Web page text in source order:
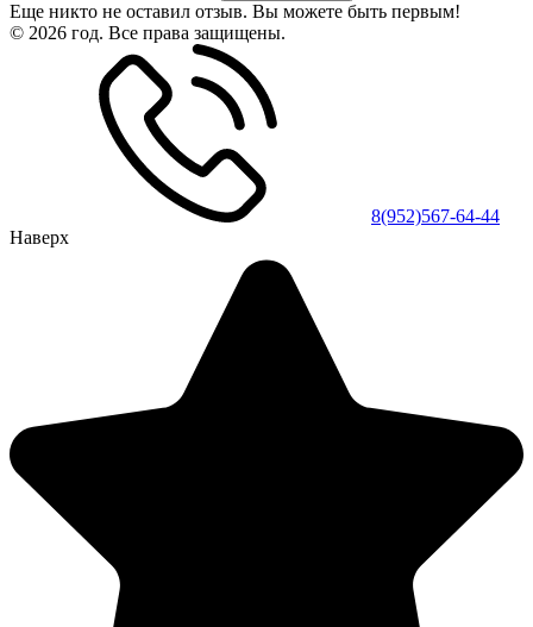
Еще никто не оставил отзыв. Вы можете быть первым!
© 2026 год. Все права защищены.
8(952)567-64-44
Наверх